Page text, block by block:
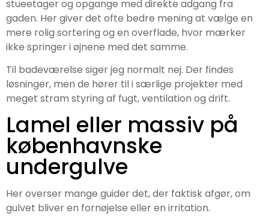
stueetager og opgange med direkte adgang fra
gaden. Her giver det ofte bedre mening at vælge en
mere rolig sortering og en overflade, hvor mærker
ikke springer i øjnene med det samme.
Til badeværelse siger jeg normalt nej. Der findes
løsninger, men de hører til i særlige projekter med
meget stram styring af fugt, ventilation og drift.
Lamel eller massiv på
københavnske
undergulve
Her overser mange guider det, der faktisk afgør, om
gulvet bliver en fornøjelse eller en irritation.